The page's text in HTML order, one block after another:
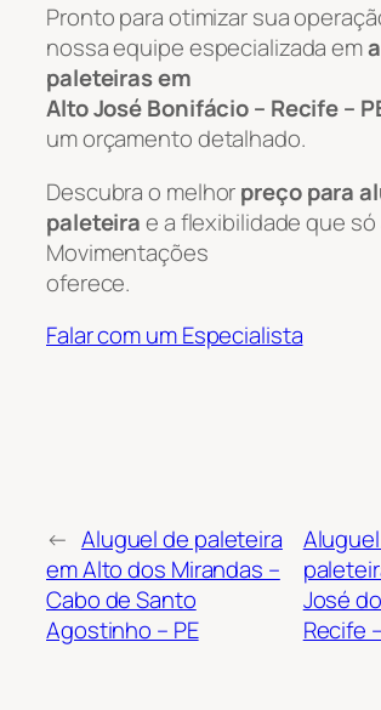
Pronto para otimizar sua
nossa equipe especializada em
paleteiras em
Alto José Bonifácio – Recife –
um orçamento detalhado.
Descubra o melhorpreço para
paleteirae a flexibilidade que só
Movimentações
oferece.
Falar com um Especialista
← Aluguel de paleteira
em Alto dos Mirandas –
Cabo de Santo
Agostinho – PE
José
Recife